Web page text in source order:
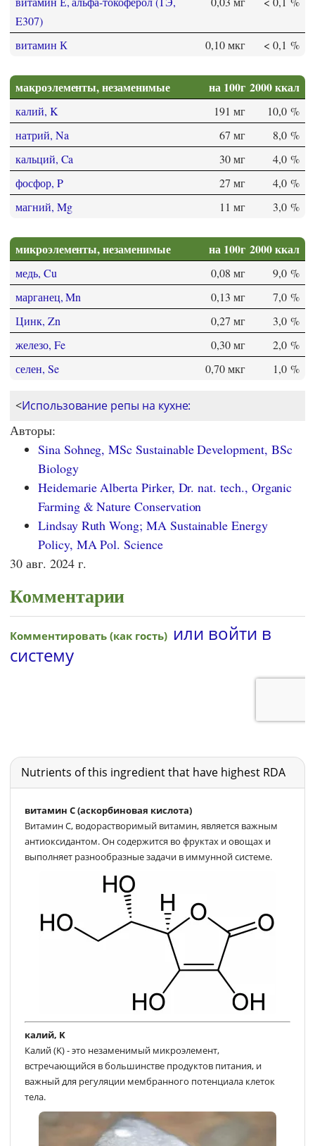
E307)
витамин К 0,10 мкг < 0,1 %
макроэлементы, незаменимые на 100г 2000 ккал
калий, K 191 мг
10,0 %
натрий, Na
67 мг
8,0 %
кальций, Ca
30 мг
4,0 %
фосфор, P
27 мг
4,0 %
магний, Mg
11 мг 3,0 %
микроэлементы, незаменимые на 100г 2000 ккал
медь, Cu 0,08 мг
9,0 %
марганец, Mn
0,13 мг
7,0 %
Цинк, Zn
0,27 мг
3,0 %
железо, Fe
0,30 мг
2,0 %
селен, Se
0,70 мкг 1,0 %
<Использование репы на кухне:
Авторы:
Sina Sohneg, MSc Sustainable Development, BSc
Biology
Heidemarie Alberta Pirker, Dr. nat. tech., Organic
Farming & Nature Conservation
Lindsay Ruth Wong; MA Sustainable Energy
Policy, MA Pol. Science
30 авг. 2024 г.
Комментарии
Nutrients of this ingredient that have highest RDA
витамин С (аскорбиновая кислота)
Витамин C, водорастворимый витамин, является важным
антиоксидантом. Он содержится во фруктах и овощах и
выполняет разнообразные задачи в иммунной системе.
калий, K
Калий (K) - это незаменимый микроэлемент,
встречающийся в большинстве продуктов питания, и
важный для регуляции мембранного потенциала клеток
тела.